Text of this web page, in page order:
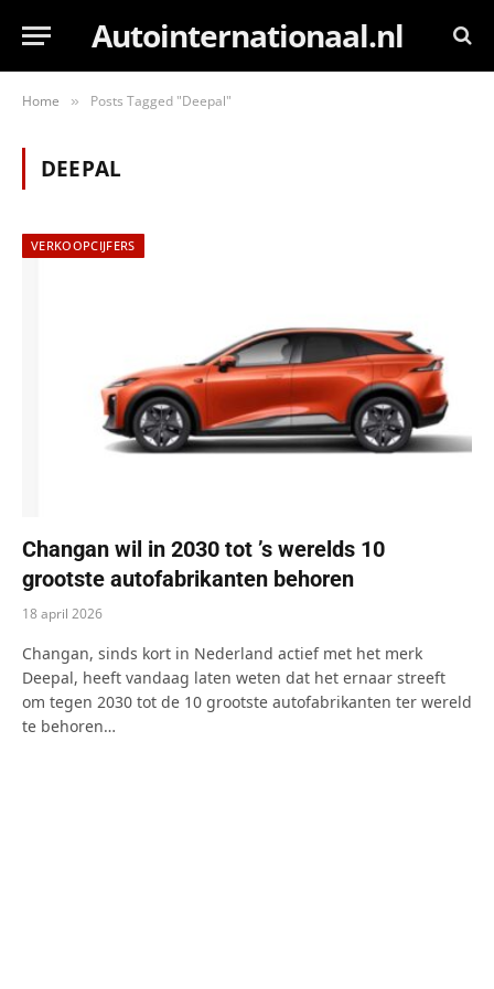
Autointernationaal.nl
Home » Posts Tagged "Deepal"
DEEPAL
VERKOOPCIJFERS
Changan wil in 2030 tot ’s werelds 10
grootste autofabrikanten behoren
18 april 2026
Changan, sinds kort in Nederland actief met het merk
Deepal, heeft vandaag laten weten dat het ernaar streeft
om tegen 2030 tot de 10 grootste autofabrikanten ter wereld
te behoren…